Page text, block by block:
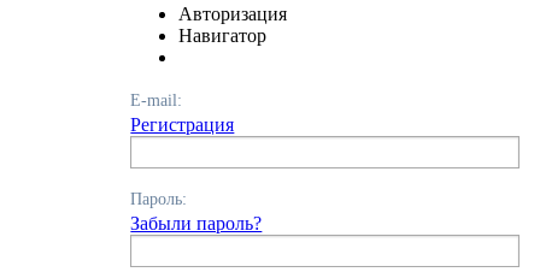
Авторизация
Навигатор
E-mail:
Регистрация
Пароль:
Забыли пароль?